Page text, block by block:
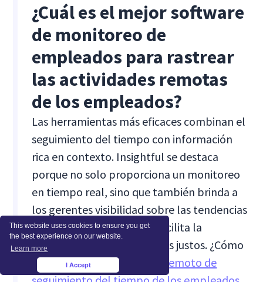
This website uses cookies to ensure you get
the best experience on our website.
Learn more
I Accept
¿Cuál es el mejor software
de monitoreo de
empleados para rastrear
las actividades remotas
de los empleados?
Las herramientas más eficaces combinan el
seguimiento del tiempo con información
rica en contexto. Insightful se destaca
porque no solo proporciona un monitoreo
en tiempo real, sino que también brinda a
los gerentes visibilidad sobre las tendencias
de las actividades, lo que facilita la
elaboración de cronogramas justos. ¿Cómo
elegir lo correcto software remoto de